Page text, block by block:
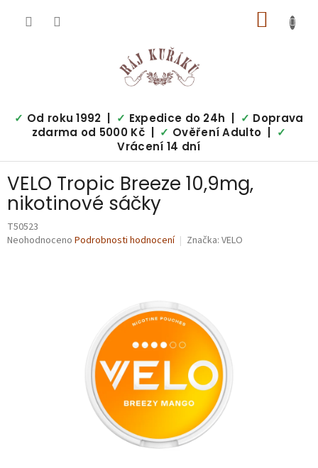
KOŠÍK
✓ Od roku 1992 | ✓ Expedice do 24h | ✓ Doprava
zdarma od 5000 Kč | ✓ Ověření Adulto |
✓
Vrácení 14 dní
VELO Tropic Breeze 10,9mg,
nikotinové sáčky
T50523
Průměrné
Neohodnoceno Podrobnosti hodnocení Značka: VELO